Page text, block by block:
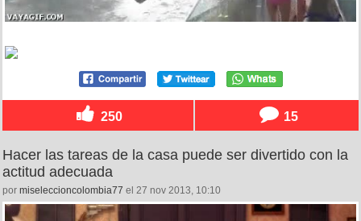
250 15
Hacer las tareas de la casa puede ser divertido con la
actitud adecuada
por miseleccioncolombia77 el 27 nov 2013, 10:10